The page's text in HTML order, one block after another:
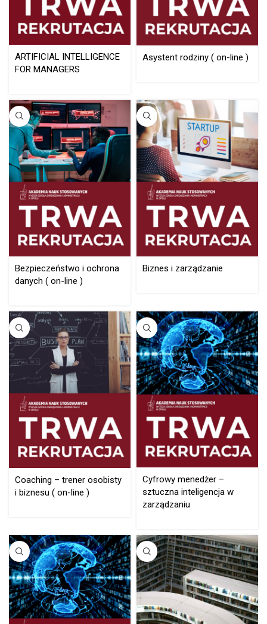
ARTIFICIAL INTELLIGENCE
FOR MANAGERS
Asystent rodziny ( on-line )
Bezpieczeństwo i ochrona
danych ( on-line )
Biznes i zarządzanie
Coaching – trener osobisty
i biznesu ( on-line )
Cyfrowy menedżer –
sztuczna inteligencja w
zarządzaniu